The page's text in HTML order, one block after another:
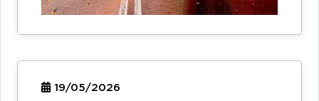
19/05/2026